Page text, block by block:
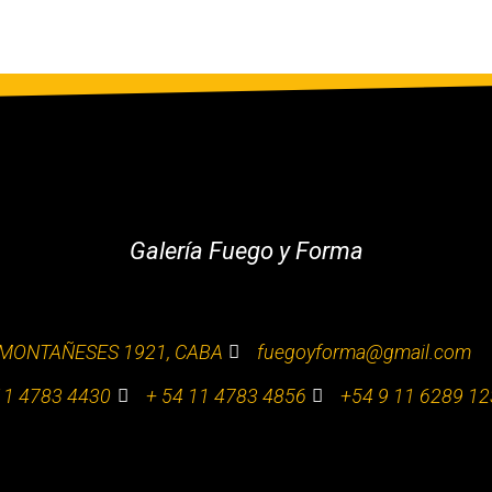
Galería Fuego y Forma
1921, CABA
fuegoyforma@gmail.com
4783 4430
+ 54 11 4783 4856 +54 9 11 6289